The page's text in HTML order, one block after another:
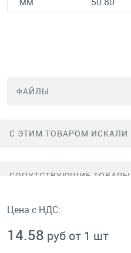
ФАЙЛЫ
C ЭТИМ ТОВАРОМ ИСКАЛИ
СОПУТСТВУЮЩИЕ ТОВАРЫ
Цена с НДС:
14.58 руб от 1 шт